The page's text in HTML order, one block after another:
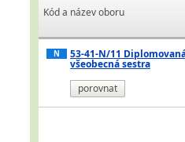
Kód a název oboru
N 53-41-N/11
všeobecná sestra
porovnat